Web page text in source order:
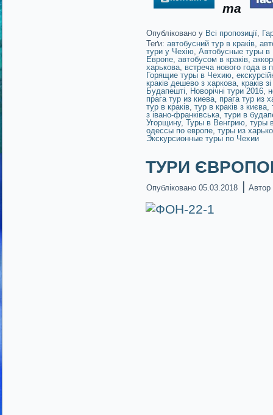
та
Опубліковано у Всі пропозиції
Теґи: автобусний тур в краків
тури у Чехію Автобусные туры
Европе автобусом в краків,
харькова встреча нового года в
Горящие туры в Чехию
краків дешево з харкова краків
Будапешті
Новорічні тури 2016
прага тур из киева прага тур из
тур в краків тур в краків з києва
з івано-франківська, тури в
Угорщину, Туры в Венгрию туры
одессы по европе туры из
Экскурсионные туры по Чехии
ТУРИ
Опубліковано 05.03.2018 | Автор